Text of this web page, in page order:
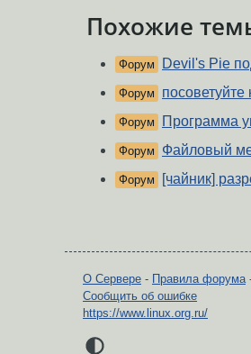
Похожие
Форум Devil's Pie
Форум посоветуйте
Форум Программа
Форум Файловый
Форум [чайник]
О Сервере - Правила форума
Сообщить об ошибке
https://www.linux.org.ru/